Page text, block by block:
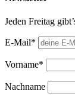
Jeden Freitag
E-Mail*
Vorname*
Nachname